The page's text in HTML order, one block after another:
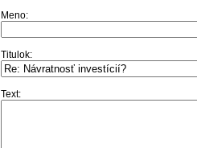
Meno:
Titulok:
Text: